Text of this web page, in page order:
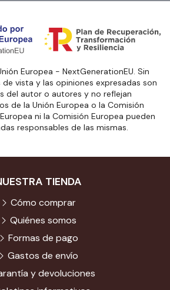
Europea - NextGenerationEU. Sin
vista y las opiniones expresadas son
del autor o autores y no reflejan
de la Unión Europea o la Comisión
ni la Comisión Europea pueden
responsables de las mismas.
TIENDA
Cómo comprar
Quiénes somos
Formas de pago
Gastos de envío
y devoluciones